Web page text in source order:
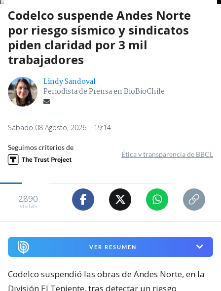
Codelco suspende Andes Norte
por riesgo sísmico y sindicatos
piden claridad por 3 mil
trabajadores
Lindy Sandoval
Periodista de Prensa en BioBioChile
Sábado 08 Agosto, 2026 | 19:14
Seguimos criterios de
Ética y transparencia de BBCL
2890
visitas
VER RESUMEN
Codelco suspendió las obras de Andes Norte, en la
División El Teniente, tras detectar un riesgo